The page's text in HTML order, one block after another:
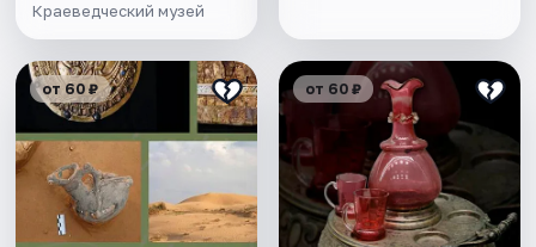
Краеведческий музей
от 60 ₽ от 60 ₽